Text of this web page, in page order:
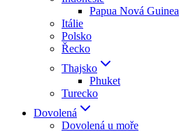
Papua Nová Guinea
Itálie
Polsko
Řecko
Thajsko
Phuket
Turecko
Dovolená
Dovolená u moře